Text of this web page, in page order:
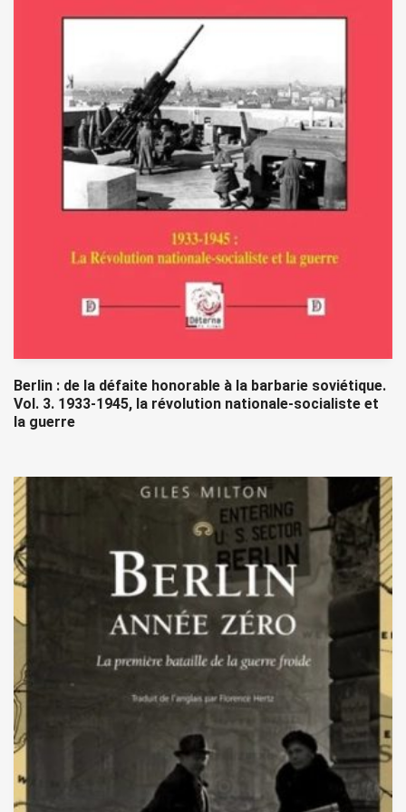
Berlin : de la défaite honorable à la barbarie soviétique.
Vol. 3. 1933-1945, la révolution nationale-socialiste et
la guerre